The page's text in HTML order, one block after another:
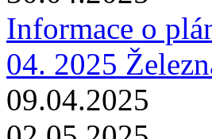
Informace o
04. 2025
09.04.2025